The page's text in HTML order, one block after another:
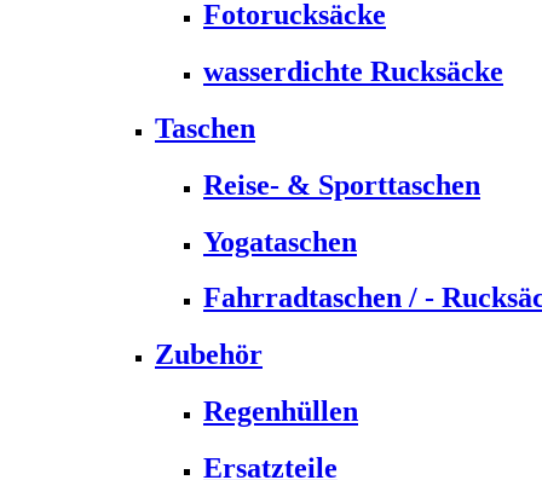
Fotorucksäcke
wasserdichte Rucksäcke
Taschen
Reise- & Sporttaschen
Yogataschen
Fahrradtaschen / -
Zubehör
Regenhüllen
Ersatzteile